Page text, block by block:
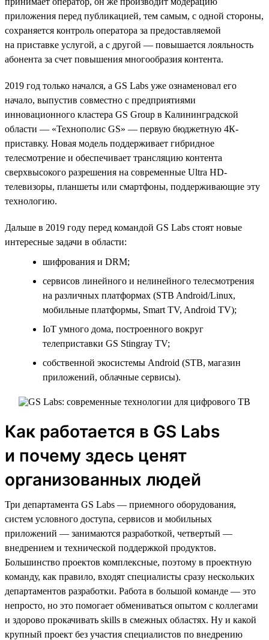
приложения перед публикацией, тем самым, с одной стороны,
сохраняется контроль оператора за предоставляемой
на приставке услугой, а с другой — повышается лояльность
абонента за счет повышения многообразия контента.
2019 год только начался, а GS Labs уже ознаменовал его
начало, выпустив совместно с предприятиями
инновационного кластера GS Group в Калининградской
области — «Технополис GS» — первую бюджетную 4К-
приставку. Новая модель поддерживает гибридное
телесмотрение и обеспечивает трансляцию контента
сверхвысокого разрешения на современные Ultra HD-
телевизоры, планшеты или смартфоны, поддерживающие эту
технологию.
Дальше в 2019 году перед командой GS Labs стоят новые
интересные задачи в области:
шифрования и DRM;
сервисов линейного и нелинейного телесмотрения
на различных платформах (STB Android/Linux,
мобильные платформы, Smart TV, Android TV);
IoT умного дома, построенного вокруг
телеприставки GS Stingray TV;
собственной экосистемы Android (STB, магазин
приложений, облачные сервисы).
Как работается в GS Labs
и почему здесь ценят
организованных людей
Три департамента GS Labs — приемного оборудования,
систем условного доступа, сервисов и мобильных
приложений — занимаются разработкой, четвертый —
внедрением и технической поддержкой продуктов.
Большинство проектов комплексные, поэтому в проектную
команду, как правило, входят специалисты сразу нескольких
департаментов разработки. Работа в большой команде — это
непросто, но это помогает обмениваться опытом с коллегами
и здорово прокачивать skills в смежных областях. Ну и какой
крупный проект без участия специалистов по внедрению